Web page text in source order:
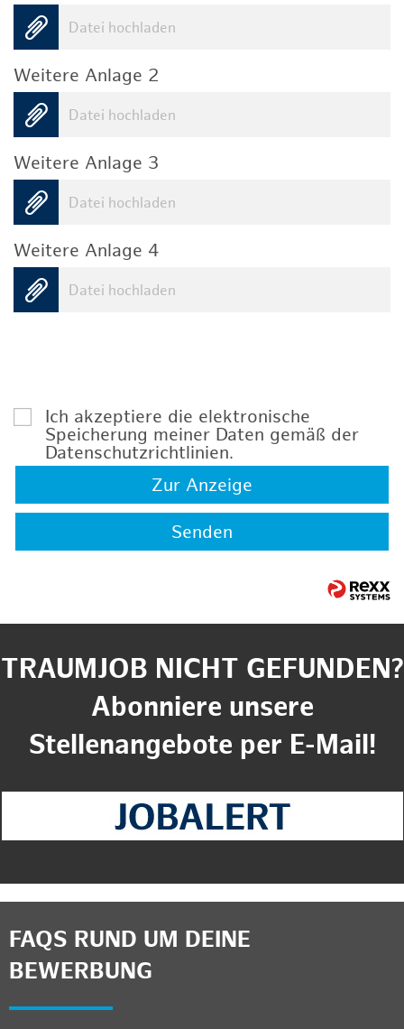
Datei hochladen
Weitere Anlage 2
Datei hochladen
Weitere Anlage 3
Datei hochladen
Weitere Anlage 4
Datei hochladen
Ich akzeptiere die elektronische
Speicherung meiner Daten gemäß der
Datenschutzrichtlinien.
Zur Anzeige
Senden
TRAUMJOB NICHT GEFUNDEN?
Abonniere unsere
Stellenangebote per E-Mail!
FAQS RUND UM DEINE
BEWERBUNG